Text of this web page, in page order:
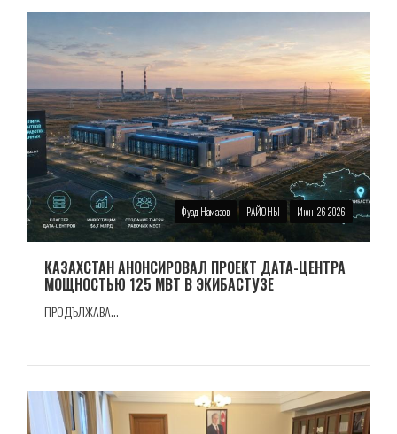
Фуад Намазов РАЙОНЫ Июн. 26 2026
КАЗАХСТАН АНОНСИРОВАЛ ПРОЕКТ ДАТА-ЦЕНТРА
МОЩНОСТЬЮ 125 МВТ В ЭКИБАСТУЗЕ
ПРОДЪЛЖАВА...